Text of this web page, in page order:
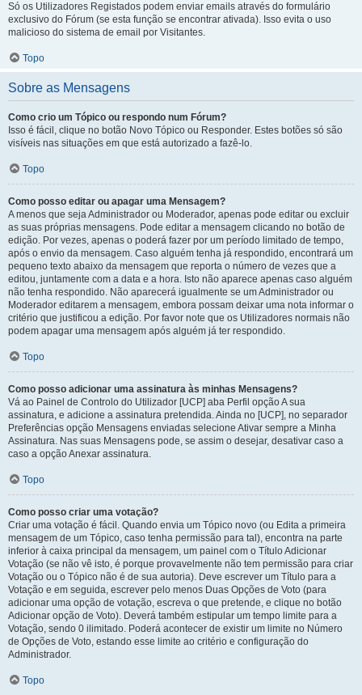
Só os Utilizadores Registados podem enviar emails através do formulário
exclusivo do Fórum (se esta função se encontrar ativada). Isso evita o uso
malicioso do sistema de email por Visitantes.
Topo
Sobre as Mensagens
Como crio um Tópico ou respondo num Fórum?
Isso é fácil, clique no botão Novo Tópico ou Responder. Estes botões só são
visíveis nas situações em que está autorizado a fazê-lo.
Topo
Como posso editar ou apagar uma Mensagem?
A menos que seja Administrador ou Moderador, apenas pode editar ou excluir
as suas próprias mensagens. Pode editar a mensagem clicando no botão de
edição. Por vezes, apenas o poderá fazer por um período limitado de tempo,
após o envio da mensagem. Caso alguém tenha já respondido, encontrará um
pequeno texto abaixo da mensagem que reporta o número de vezes que a
editou, juntamente com a data e a hora. Isto não aparece apenas caso alguém
não tenha respondido. Não aparecerá igualmente se um Administrador ou
Moderador editarem a mensagem, embora possam deixar uma nota informar o
critério que justificou a edição. Por favor note que os Utilizadores normais não
podem apagar uma mensagem após alguém já ter respondido.
Topo
Como posso adicionar uma assinatura às minhas Mensagens?
Vá ao Painel de Controlo do Utilizador [UCP] aba Perfil opção A sua
assinatura, e adicione a assinatura pretendida. Ainda no [UCP], no separador
Preferências opção Mensagens enviadas selecione Ativar sempre a Minha
Assinatura. Nas suas Mensagens pode, se assim o desejar, desativar caso a
caso a opção Anexar assinatura.
Topo
Como posso criar uma votação?
Criar uma votação é fácil. Quando envia um Tópico novo (ou Edita a primeira
mensagem de um Tópico, caso tenha permissão para tal), encontra na parte
inferior à caixa principal da mensagem, um painel com o Título Adicionar
Votação (se não vê isto, é porque provavelmente não tem permissão para criar
Votação ou o Tópico não é de sua autoria). Deve escrever um Título para a
Votação e em seguida, escrever pelo menos Duas Opções de Voto (para
adicionar uma opção de votação, escreva o que pretende, e clique no botão
Adicionar opção de Voto). Deverá também estipular um tempo limite para a
Votação, sendo 0 ilimitado. Poderá acontecer de existir um limite no Número
de Opções de Voto, estando esse limite ao critério e configuração do
Administrador.
Topo